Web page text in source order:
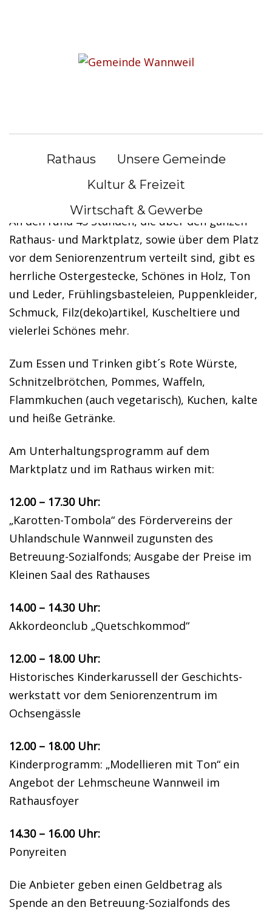
Rathaus
Unsere Gemeinde
Kultur & Freizeit
Wirtschaft & Gewerbe
26. Wannweiler Oster- und
auf dem Rathausplatz
An den rund 45 Ständen, die über den ganzen
Rathaus- und Marktplatz, sowie über dem Platz
vor dem Seniorenzentrum verteilt sind, gibt es
herrliche Ostergestecke, Schönes in Holz, Ton
und Leder, Frühlingsbasteleien, Puppenkleider,
Schmuck, Filz(deko)artikel, Kuscheltiere und
vielerlei Schönes mehr.
Zum Essen und Trinken gibt´s Rote Würste,
Schnitzelbrötchen, Pommes, Waffeln,
Flammkuchen (auch vegetarisch), Kuchen, kalte
und heiße Getränke.
Am Unterhaltungsprogramm auf dem
Marktplatz und im Rathaus wirken mit:
12.00 – 17.30 Uhr:
„Karotten-Tombola“ des Fördervereins der
Uhlandschule Wannweil zugunsten des
Betreuung-Sozialfonds; Ausgabe der Preise im
Kleinen Saal des Rathauses
14.00 – 14.30 Uhr:
Akkordeonclub „Quetschkommod“
12.00 – 18.00 Uhr:
Historisches Kinderkarussell der Geschichts-
werkstatt vor dem Seniorenzentrum im
Ochsengässle
12.00 – 18.00 Uhr:
Kinderprogramm: „Modellieren mit Ton“ ein
Angebot der Lehmscheune Wannweil im
Rathausfoyer
14.30 – 16.00 Uhr:
Ponyreiten
Die Anbieter geben einen Geldbetrag als
Spende an den Betreuung-Sozialfonds des